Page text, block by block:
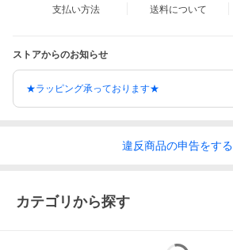
支払い方法 送料について
ストアからのお知らせ
★ラッピング承っております★
違反商品の申告をする
カテゴリから探す